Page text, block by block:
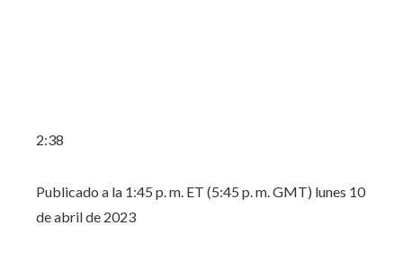
2:38
Publicado a la 1:45 p. m. ET (5:45 p. m. GMT) lunes 10
de abril de 2023